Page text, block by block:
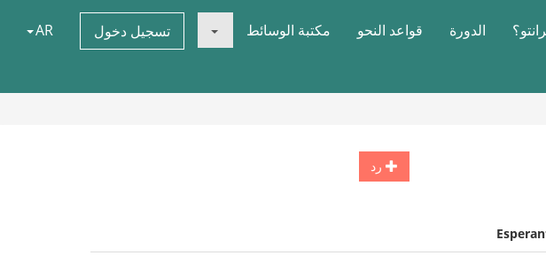
الدورة قواعد النحو مكتبة الوسائط تسجيل دخول AR
رد